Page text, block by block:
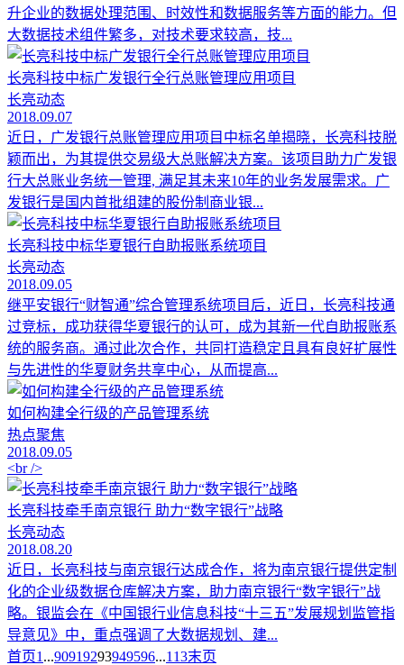
升企业的数据处理范围、时效性和数据服务等方面的能力。但
大数据技术组件繁多，对技术要求较高，技...
长亮科技中标广发银行全行总账管理应用项目
长亮动态
2018.09.07
近日，广发银行总账管理应用项目中标名单揭晓，长亮科技脱
颖而出，为其提供交易级大总账解决方案。该项目助力广发银
行大总账业务统一管理, 满足其未来10年的业务发展需求。广
发银行是国内首批组建的股份制商业银...
长亮科技中标华夏银行自助报账系统项目
长亮动态
2018.09.05
继平安银行“财智通”综合管理系统项目后，近日，长亮科技通
过竞标，成功获得华夏银行的认可，成为其新一代自助报账系
统的服务商。通过此次合作，共同打造稳定且具有良好扩展性
与先进性的华夏财务共享中心，从而提高...
如何构建全行级的产品管理系统
热点聚焦
2018.09.05
<br />
长亮科技牵手南京银行 助力“数字银行”战略
长亮动态
2018.08.20
近日，长亮科技与南京银行达成合作，将为南京银行提供定制
化的企业级数据仓库解决方案，助力南京银行“数字银行”战
略。银监会在《中国银行业信息科技“十三五”发展规划监管指
导意见》中，重点强调了大数据规划、建...
首页1 ...90919293949596...113末页